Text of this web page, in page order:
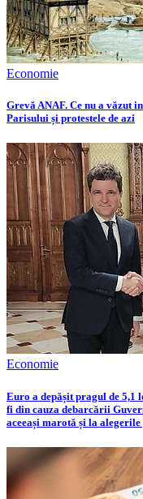
Economie
Grevă ANAF. Ce nu a văzut
Parisului și protestele de azi
Economie
Euro a depășit pragul de 5,1
fi din cauza debarcării
aceeași marotă și la